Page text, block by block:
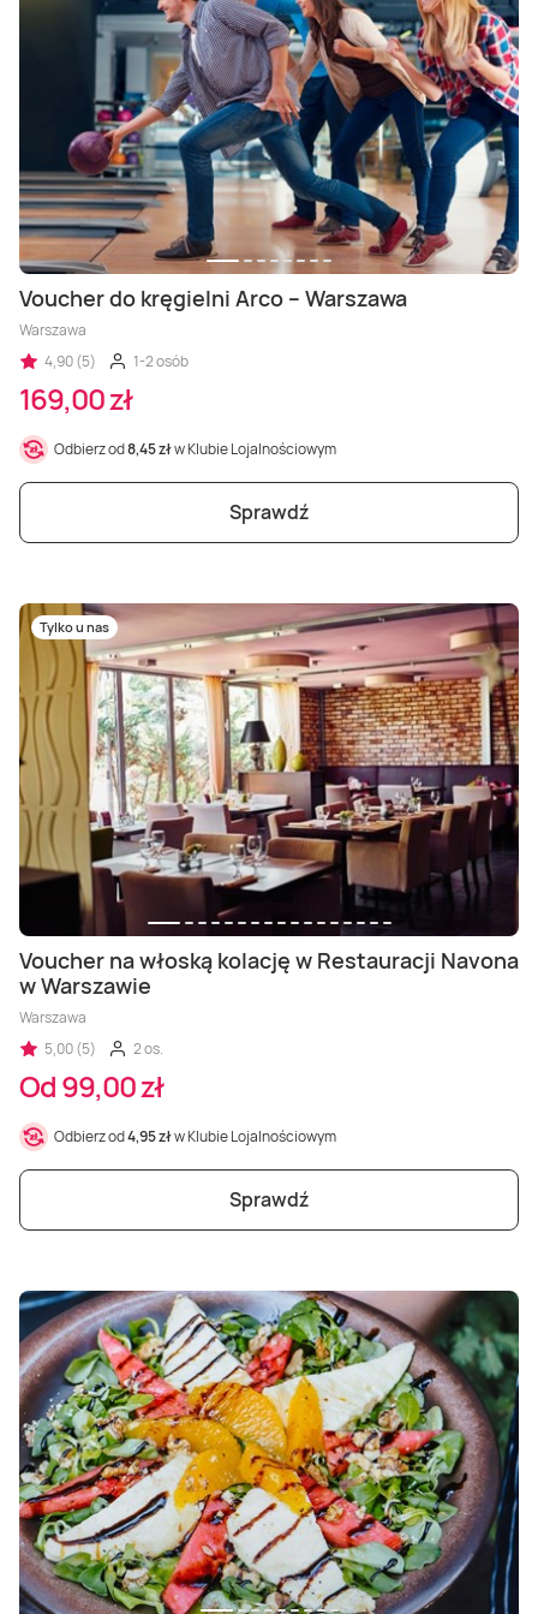
Voucher do kręgielni Arco – Warszawa
Warszawa
4,90 (5)
1-2 osób
169,00 zł
Odbierz od8,45 złw Klubie Lojalnościowym
Sprawdź
Tylko u nas
Voucher na włoską kolację w Restauracji Navona
w Warszawie
Warszawa
5,00 (5)
2 os.
Od 99,00 zł
Odbierz od4,95 złw Klubie Lojalnościowym
Sprawdź